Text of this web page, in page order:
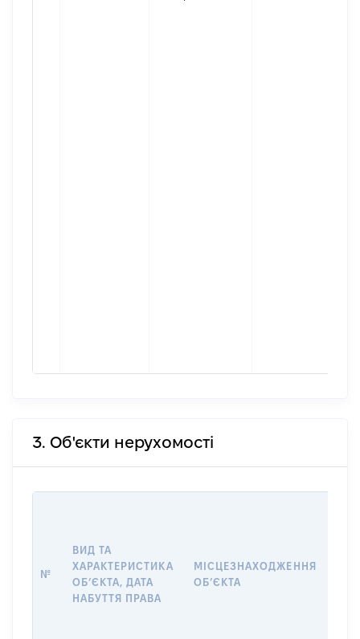
3. Об'єкти нерухомості
№
ВИД ТА
ХАРАКТЕРИСТИКА
ОБʼЄКТА, ДАТА
НАБУТТЯ ПРАВА
МІСЦЕЗНАХОДЖЕННЯ
ОБʼЄКТА